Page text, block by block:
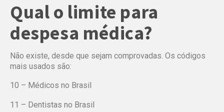
Qual o limite para
despesa médica?
Não existe, desde que sejam comprovadas. Os códigos
mais usados são:
10 – Médicos no Brasil
11 – Dentistas no Brasil